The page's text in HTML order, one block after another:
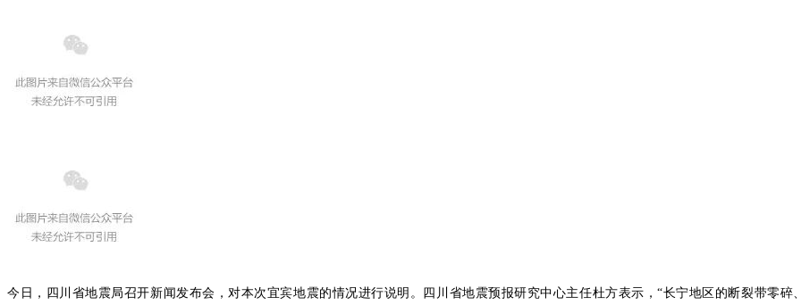
今日，四川省地震局召开新闻发布会，对本次宜宾地震的情况进行说明。四川省地震预报研究中心主任杜方表示，“长宁地区的断裂带零碎